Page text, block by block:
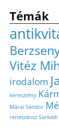
Témák
Vitéz
irodalom
keresztény
Márai Sándor
reneszánsz Sarkadi